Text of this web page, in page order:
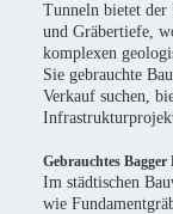
Tunneln bietet der
und Gräbertiefe,
komplexen
Sie gebrauchte
Verkauf suchen,
Gebrauchtes
Im städtischen
wie